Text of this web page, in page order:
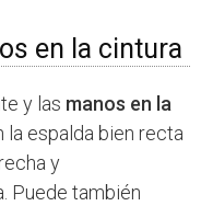
en la cintura
y las manos en la
la espalda bien recta
y
Puede también